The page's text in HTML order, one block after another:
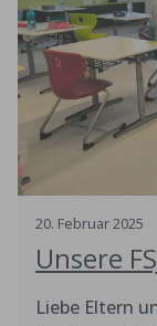
20. Februar2025
Unsere
Liebe Eltern